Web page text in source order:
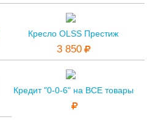
Кресло OLSS Престиж
3 850
Кредит "0-0-6" на ВСЕ товары